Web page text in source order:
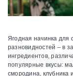
Ягодная начинка для
разновидностей – в
ингредиентов,
популярные вкусы:
смородина, клубника